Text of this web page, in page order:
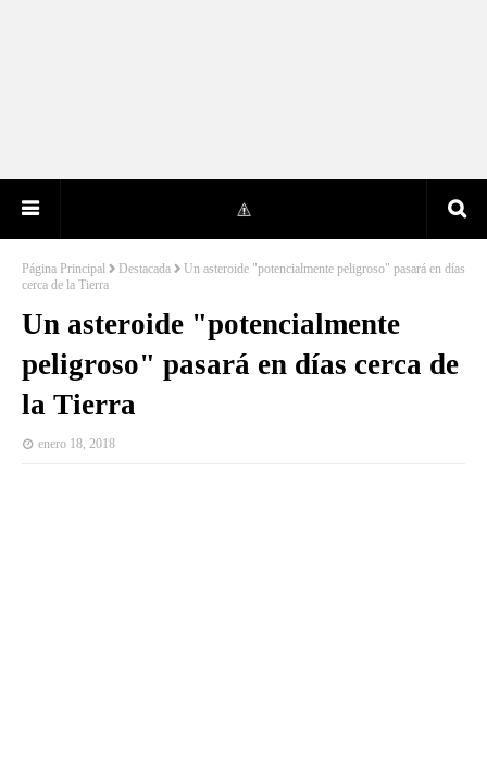
Página Principal Destacada
Un asteroide "potencialmente peligroso" pasará en días
cerca de la Tierra
Un asteroide "potencialmente
peligroso" pasará en días cerca de
la Tierra
enero 18, 2018